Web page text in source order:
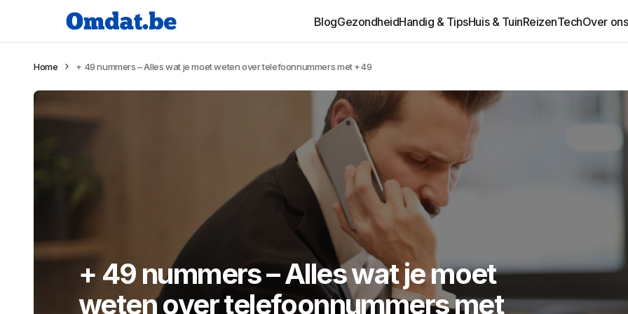
BlogGezondheidHandig & TipsHuis & TuinReizenTechOver ons
Home + 49 nummers – Alles wat je moet weten over telefoonnummers met +49
+ 49 nummers – Alles wat je moet
weten over telefoonnummers met